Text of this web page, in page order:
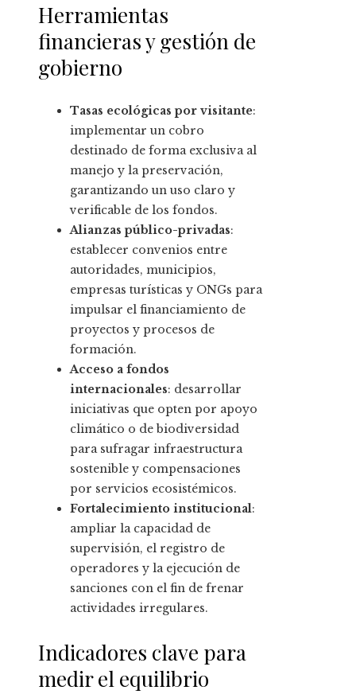
Herramientas
financieras y gestión de
gobierno
Tasas ecológicas por visitante:
implementar un cobro
destinado de forma exclusiva al
manejo y la preservación,
garantizando un uso claro y
verificable de los fondos.
Alianzas público-privadas:
establecer convenios entre
autoridades, municipios,
empresas turísticas y ONGs para
impulsar el financiamiento de
proyectos y procesos de
formación.
Acceso a fondos
internacionales: desarrollar
iniciativas que opten por apoyo
climático o de biodiversidad
para sufragar infraestructura
sostenible y compensaciones
por servicios ecosistémicos.
Fortalecimiento institucional:
ampliar la capacidad de
supervisión, el registro de
operadores y la ejecución de
sanciones con el fin de frenar
actividades irregulares.
Indicadores clave para
medir el equilibrio